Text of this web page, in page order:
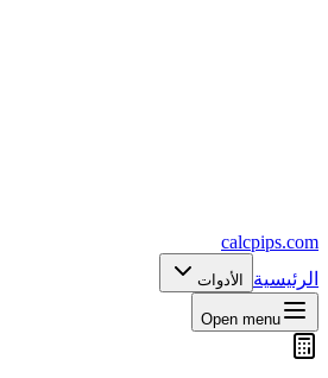
calcpips.com
الرئيسية
الأدوات
Open menu